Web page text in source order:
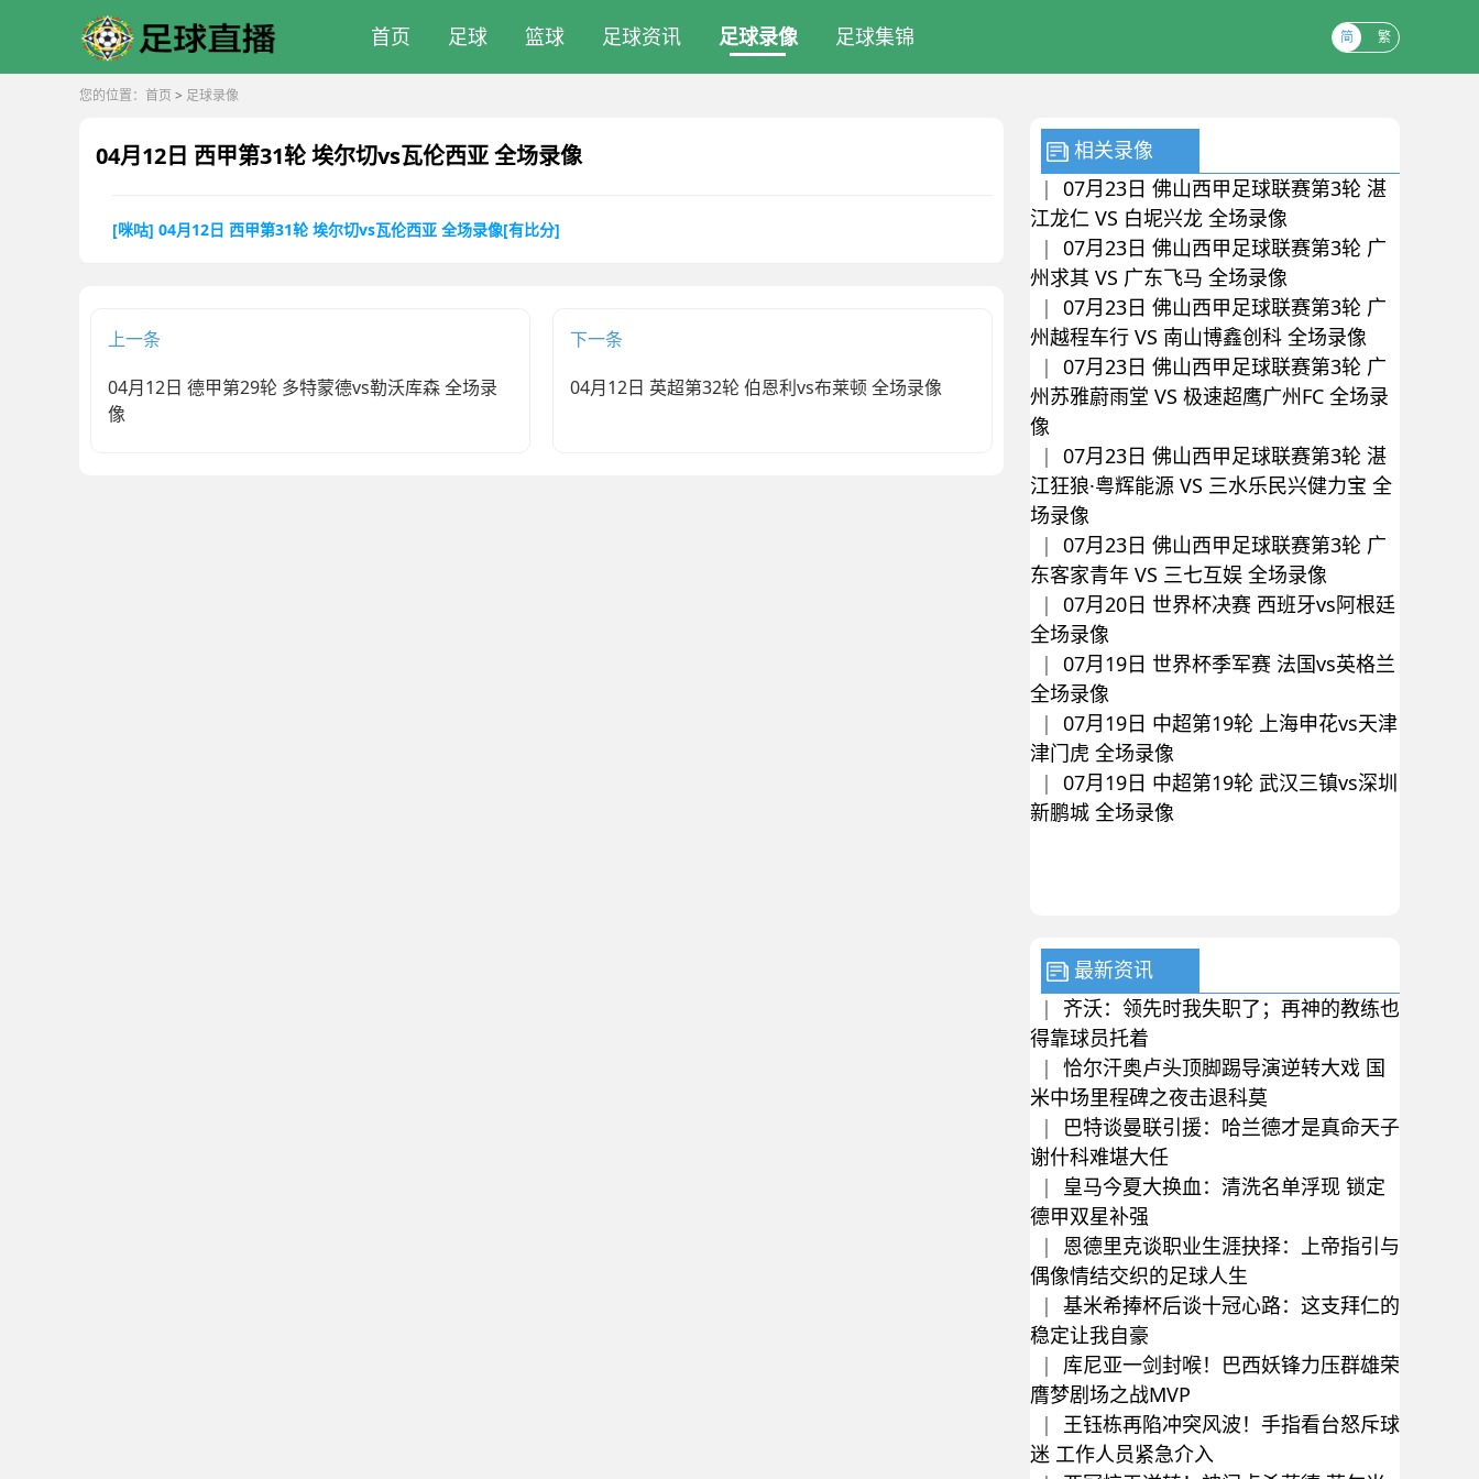
首页 足球 篮球 足球资讯 足球录像 足球集锦 简 繁
您的位置： 首页 > 足球录像
04月12日 西甲第31轮 埃尔切vs瓦伦西亚 全场录像
[咪咕] 04月12日 西甲第31轮 埃尔切vs瓦伦西亚 全场录像[有比分]
上一条
04月12日 德甲第29轮 多特蒙德vs勒沃库森 全场录
像
下一条
04月12日 英超第32轮 伯恩利vs布莱顿 全场录像
相关录像
| 07月23日 佛山西甲足球联赛第3轮 湛
江龙仁 VS 白坭兴龙 全场录像
| 07月23日 佛山西甲足球联赛第3轮 广
州求其 VS 广东飞马 全场录像
| 07月23日 佛山西甲足球联赛第3轮 广
州越程车行 VS 南山博鑫创科 全场录像
| 07月23日 佛山西甲足球联赛第3轮 广
州苏雅蔚雨堂 VS 极速超鹰广州FC 全场录
像
| 07月23日 佛山西甲足球联赛第3轮 湛
江狂狼·粤辉能源 VS 三水乐民兴健力宝 全
场录像
| 07月23日 佛山西甲足球联赛第3轮 广
东客家青年 VS 三七互娱 全场录像
| 07月20日 世界杯决赛 西班牙vs阿根廷
全场录像
| 07月19日 世界杯季军赛 法国vs英格兰
全场录像
| 07月19日 中超第19轮 上海申花vs天津
津门虎 全场录像
| 07月19日 中超第19轮 武汉三镇vs深圳
新鹏城 全场录像
最新资讯
| 齐沃：领先时我失职了；再神的教练也
得靠球员托着
| 恰尔汗奥卢头顶脚踢导演逆转大戏 国
米中场里程碑之夜击退科莫
| 巴特谈曼联引援：哈兰德才是真命天子
谢什科难堪大任
| 皇马今夏大换血：清洗名单浮现 锁定
德甲双星补强
| 恩德里克谈职业生涯抉择：上帝指引与
偶像情结交织的足球人生
| 基米希捧杯后谈十冠心路：这支拜仁的
稳定让我自豪
| 库尼亚一剑封喉！巴西妖锋力压群雄荣
膺梦剧场之战MVP
| 王钰栋再陷冲突风波！手指看台怒斥球
迷 工作人员紧急介入